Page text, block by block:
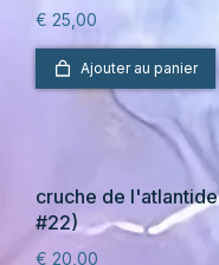
€ 25,00
Ajouter au panier
cruche de l'atlantide
#22)
€ 20,00